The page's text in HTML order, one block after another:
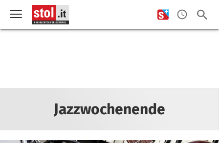
Jazzwochenende